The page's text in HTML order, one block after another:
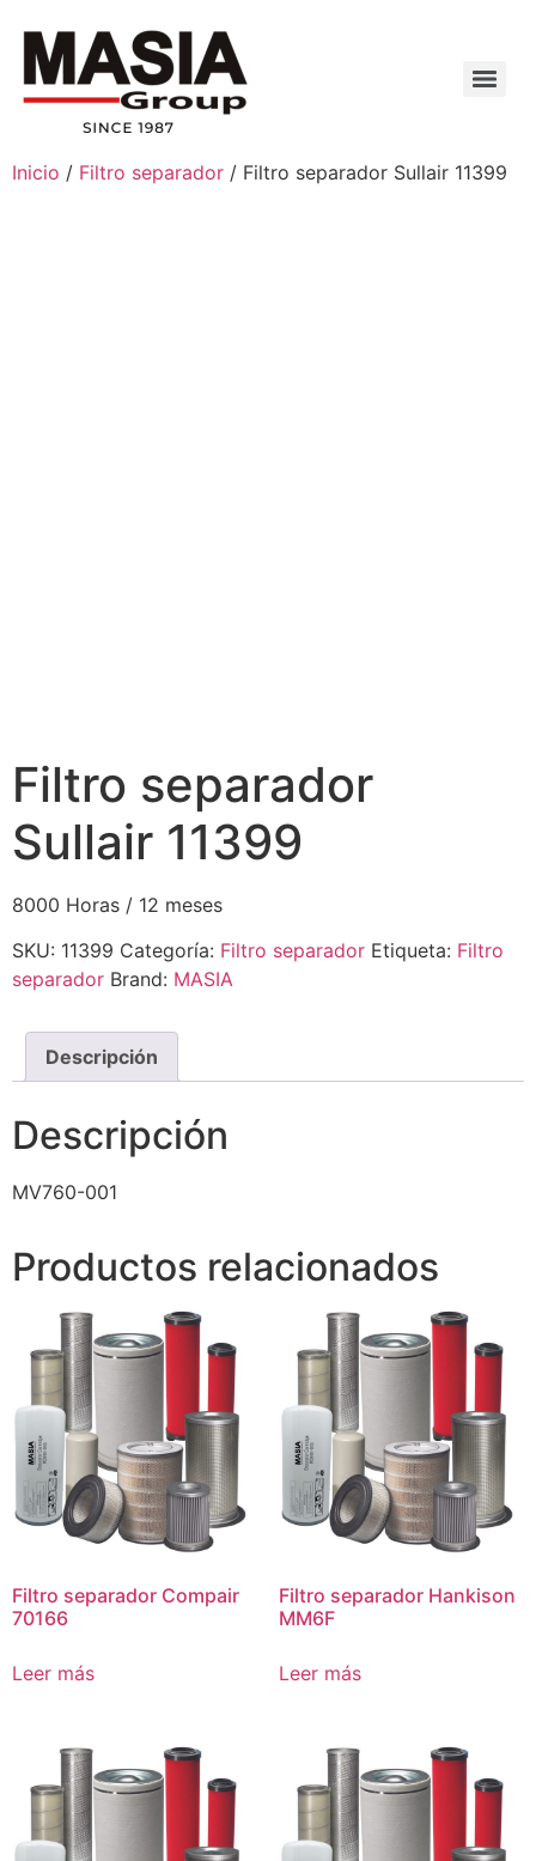
Inicio / Filtro separador / Filtro separador Sullair 11399
Filtro separador
Sullair 11399
8000 Horas / 12 meses
SKU: 11399 Categoría: Filtro separador Etiqueta: Filtro
separador Brand: MASIA
Descripción
Descripción
MV760-001
Productos relacionados
Filtro separador Compair
70166
Leer más
Filtro separador Hankison
MM6F
Leer más